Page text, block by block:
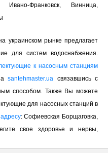
Франковск, Винница,
украинском рынке предлагает
для систем водоснабжения.
к насосным станциям
santehmaster.ua связавшись с
способом. Также Вы можете
для насосных станций в
: Софиевская Борщаговка,
свое здоровье и нервы,